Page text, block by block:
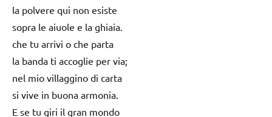
la polvere qui non esiste
sopra le aiuole e la ghiaia.
che tu arrivi o che parta
la banda ti accoglie per via;
nel mio villaggino di carta
si vive in buona armonia.
E se tu giri il gran mondo